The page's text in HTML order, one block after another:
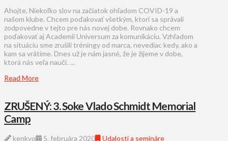
Ahojte, Niekoľko slov na začiatok ohľadom COVID-19 a
našom klube. Chcem poďakovať všetkým, ktorí sa správali
zodpovedne v tejto pre nás novej dobe. Rovnako chcem
poďakovať aj Academii Universum za komunikáciu. Vzhľadom
na situáciu sme zrušili tréningy od marca, nevediac kedy, ako a
kam sa vrátime. Dnes už je nám jasné, že je žijeme v dobe,
ktorá nás veľa naučí. …
Read More
ZRUŠENÝ: 3. Soke Vlado Schmidt Memorial
Camp
kenkyo 5. februára 2020
Udalosti a semináre